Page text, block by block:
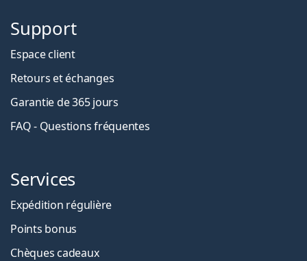
Support
Espace client
Retours et échanges
Garantie de 365 jours
FAQ - Questions fréquentes
Services
Expédition régulière
Points bonus
Chèques cadeaux